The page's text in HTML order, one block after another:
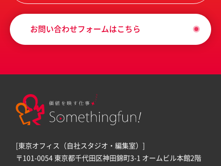
お問い合わせフォームはこちら
[東京オフィス（自社スタジオ・編集室）]
〒101-0054 東京都千代田区神田錦町3-1 オームビル本館2階